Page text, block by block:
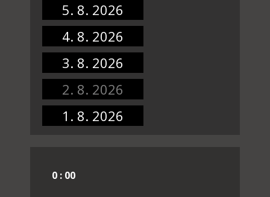
5. 8. 2026
4. 8. 2026
3. 8. 2026
2. 8. 2026
1. 8. 2026
0 : 00